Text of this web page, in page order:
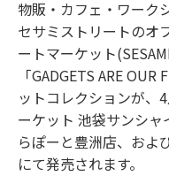
物販・カフェ・ワーク
セサミストリートのオ
ートマーケット
「GADGETS ARE
ットコレクションが、
ーケット 池袋サンシ
らぽーと豊洲店、およ
にて発売されます。